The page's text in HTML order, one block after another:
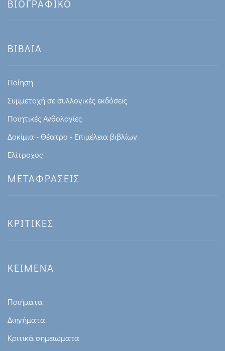
ΒΙΟΓΡΑΦΙΚΟ
ΒΙΒΛΙΑ
Ποίηση
Συμμετοχή σε συλλογικές εκδόσεις
Ποιητικές Ανθολογίες
Δοκίμια - Θέατρο - Επιμέλεια βιβλίων
Ελίτροχος
ΜΕΤΑΦΡΑΣΕΙΣ
ΚΡΙΤΙΚΕΣ
ΚΕΙΜΕΝΑ
Ποιήματα
Διηγήματα
Κριτικά σημειώματα